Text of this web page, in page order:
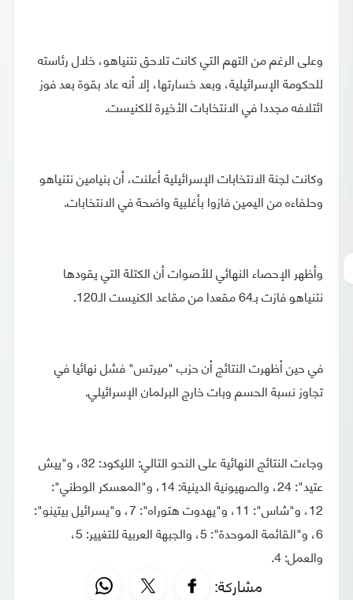
وعلى الرغم من التهم التي كانت تلاحق نتنياهو، خلال رئاسته
للحكومة الإسرائيلية، وبعد خسارتها، إلا أنه عاد بقوة بعد فوز
ائتلافه مجددا في الانتخابات الأخيرة للكنيست.
وكانت لجنة الانتخابات الإسرائيلية أعلنت، أن بنيامين نتنياهو
وحلفاءه من اليمين فازوا بأغلبية واضحة في الانتخابات.
وأظهر الإحصاء النهائي للأصوات أن الكتلة التي يقودها
نتنياهو فازت بـ64 مقعدا من مقاعد الكنيست الـ120.
في حين أظهرت النتائج أن حزب "ميرتس" فشل نهائيا في
تجاوز نسبة الحسم وبات خارج البرلمان الإسرائيلي.
وجاءت النتائج النهائية على النحو التالي: الليكود: 32، و"ييش
عتيد": 24، والصهيونية الدينية: 14، و"المعسكر الوطني":
12، و"شاس": 11، و"يهدوت هتوراه": 7، و"يسرائيل بيتينو":
6، و"القائمة الموحدة": 5، والجبهة العربية للتغيير: 5،
والعمل: 4.
مشاركة: